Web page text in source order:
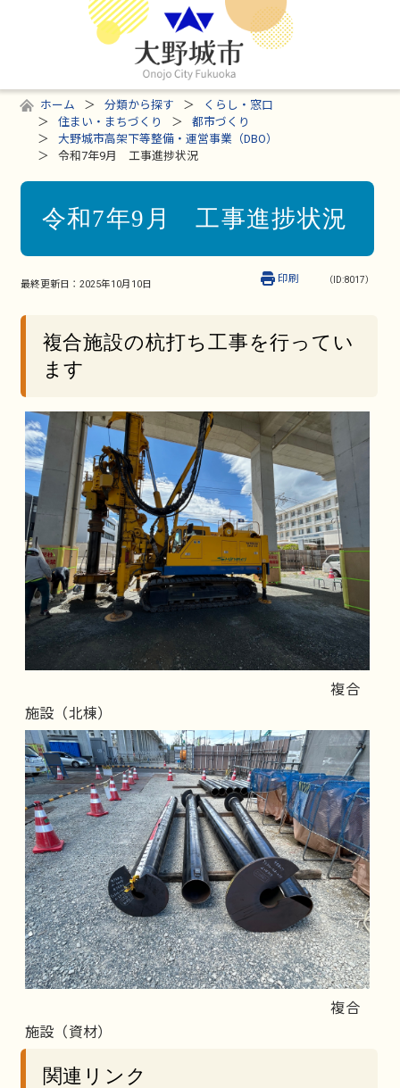
ホーム 分類から探す
くらし・窓口
住まい・まちづくり
都市づくり
大野城市高架下等整備・運営事業（DBO）
令和7年9月 工事進捗状況
令和7年9月 工事進捗状況
最終更新日： 2025年10月10日 （ID:8017）
印刷
複合施設の杭打ち工事を行ってい
ます
複合
施設（北棟）
複合
施設（資材）
関連リンク